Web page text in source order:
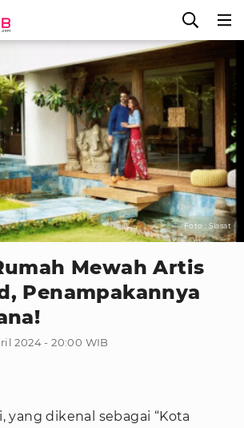
Foto : Siasat
Mewah Artis
Penampakannya
2024 - 20:00 WIB
yang dikenal sebagai “Kota